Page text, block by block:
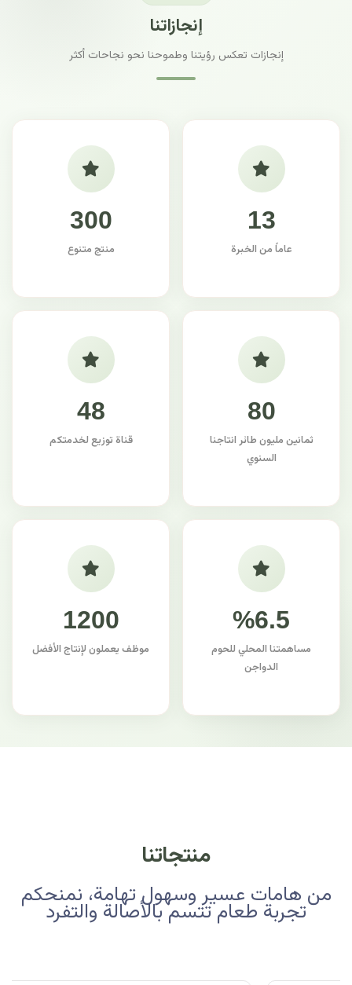
إنجازاتنا
إنجازات تعكس رؤيتنا وطموحنا نحو نجاحات أكثر
13
عاماً من الخبرة
300
منتج متنوع
80
ثمانين مليون طائر انتاجنا
السنوي
48
قناة توزيع لخدمتكم
%6.5
مساهمتنا المحلي للحوم
الدواجن
1200
موظف يعملون لإنتاج الأفضل
منتجاتنا
من هامات عسير وسهول تهامة، نمنحكم
تجربة طعام تتسم بالأصالة والتفرد